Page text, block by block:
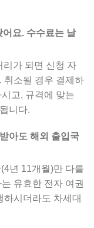
요. 수수료는 날
리가 되면 신청 자
취소될 경우 결제하
고, 규격에 맞는
니다.
아도 해외 출입국
년 11개월)만 다를
유효한 전자 여권
하시더라도 차세대